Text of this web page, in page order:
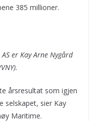
385 millioner.
er Kay Arne Nygård
årsresultat som igjen
selskapet, sier Kay
Maritime.